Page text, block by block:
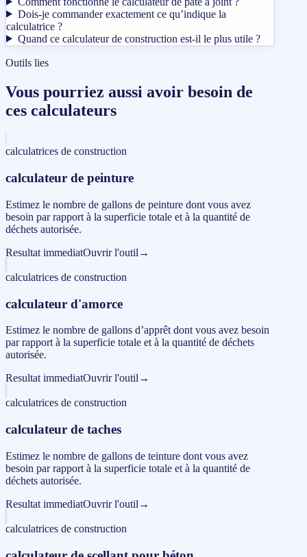
Dois-je commander exactement ce qu’indique la
calculatrice ?
Quand ce calculateur de construction est-il le plus utile ?
Outils lies
Vous pourriez aussi avoir besoin de
ces calculateurs
calculatrices de construction
calculateur de peinture
Estimez le nombre de gallons de peinture dont vous avez
besoin par rapport à la superficie totale et à la quantité de
déchets autorisée.
Resultat immediatOuvrir l'outil →
calculatrices de construction
calculateur d'amorce
Estimez le nombre de gallons d’apprêt dont vous avez besoin
par rapport à la superficie totale et à la quantité de déchets
autorisée.
Resultat immediatOuvrir l'outil →
calculatrices de construction
calculateur de taches
Estimez le nombre de gallons de teinture dont vous avez
besoin par rapport à la superficie totale et à la quantité de
déchets autorisée.
Resultat immediatOuvrir l'outil →
calculatrices de construction